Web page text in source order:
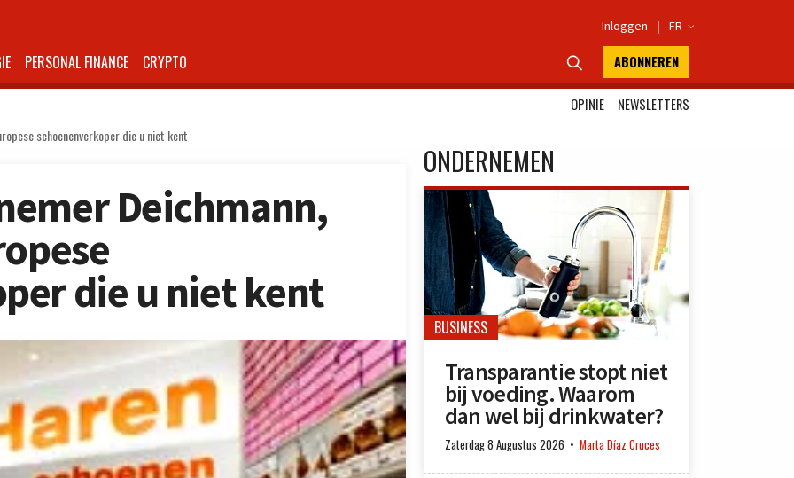
Inloggen | FR 
PERSONAL FINANCE CRYPTO  ABONNEREN
OPINIE
NEWSLETTERS
schoenenverkoper die u niet kent
Deichmann,
die u niet kent
ONDERNEMEN
BUSINESS
Transparantie stopt niet
bij voeding. Waarom
dan wel bij drinkwater?
Zaterdag 8 Augustus 2026 Marta Díaz Cruces